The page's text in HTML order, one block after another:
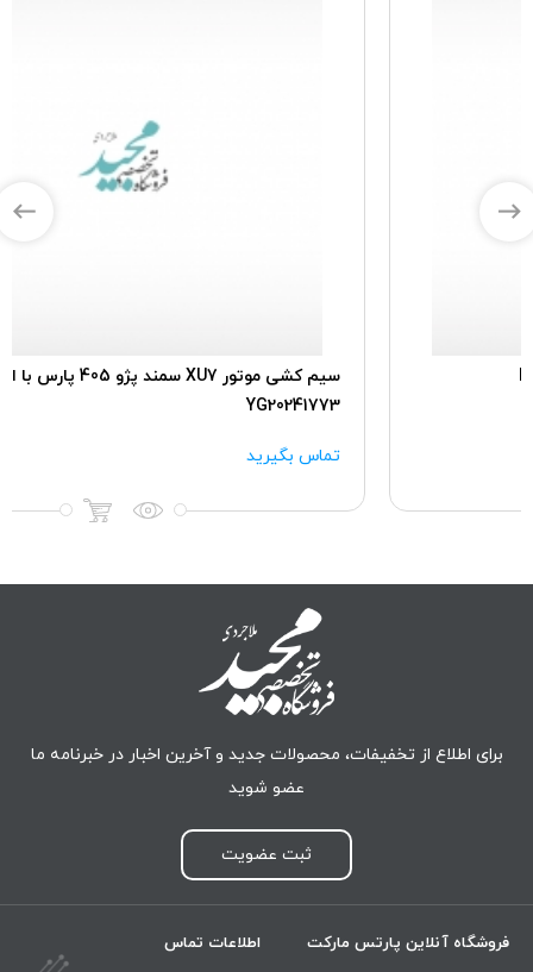
سیم کشی موتور XU7 سمند پژو 405 پارس با ایموبلایزر ،
برای اطلاع از تخفیفات، محصولات جدید و آخرین اخبار در خبرنامه ما
عضو شوید
ثبت عضویت
فروشگاه آنلاین پارتس مارکت اطلاعات تماس